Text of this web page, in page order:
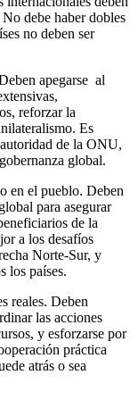
debe haber dobles
no deben ser
apegarse al
reforzar la
Es
de la ONU,
global.
en el pueblo. Deben
para asegurar
de la
a los desafíos
Norte-Sur, y
los países.
reales. Deben
las acciones
y esforzarse por
práctica
atrás o sea